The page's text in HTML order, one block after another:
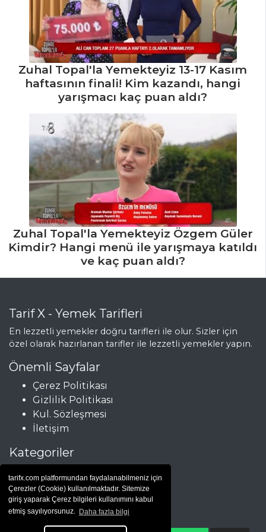
tarifx.com platformundan faydalanabilmeniz için
Çerezler (Cookie) kullanılmaktadır. Sitemize
giriş yaparak Çerez bilgileri kullanımını kabul
etmiş sayılıyorsunuz. Daha fazla bilgi
Yapılır?
Çorbalar Tüm
Tarifleri
Zuhal Topal'la Yemekteyiz 13-17 Kasım
haftasının finali! Kim kazandı, hangi
yarışmacı kaç puan aldı?
Zuhal Topal'la Yemekteyiz Özgem Güler
Kimdir? Hangi menü ile yarışmaya katıldı
ve kaç puan aldı?
Tarif X - Yemek Tarifleri
En lezzetli yemekler doğru tarifleri ile olur. Sizler için
özel olarak hazırlanan tarifler ile lezzetli yemekler yapın.
Önemli Sayfalar
Çerez Politikası
Gizlilik Politikası
Kul. Sözleşmesi
İletişim
Kategoriler
Et Yemekleri
Hamur İşleri
Salatalar